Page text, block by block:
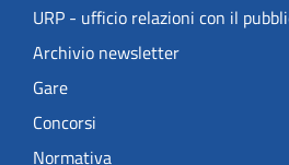
URP - ufficio relazioni con il
Archivio newsletter
Gare
Concorsi
Normativa